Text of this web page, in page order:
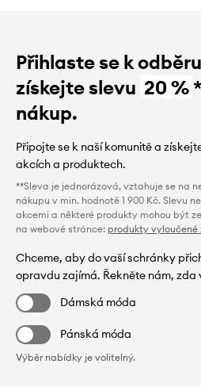
Přihlaste se k
získejte slevu 20 %
nákup.
Připojte se k naší komunitě a
akcích a produktech.
**Sleva je jednorázová, vztahuje se na
nákupu v min. hodnotě 1 900 Kč. Slevu
akcemi a některé produkty mohou být
na webové stránce: produkty vyloučené
Chceme, aby do vaší schránky
opravdu zajímá. Řekněte nám, zda
Dámská móda
Pánská móda
Výběr nabídky je volitelný.